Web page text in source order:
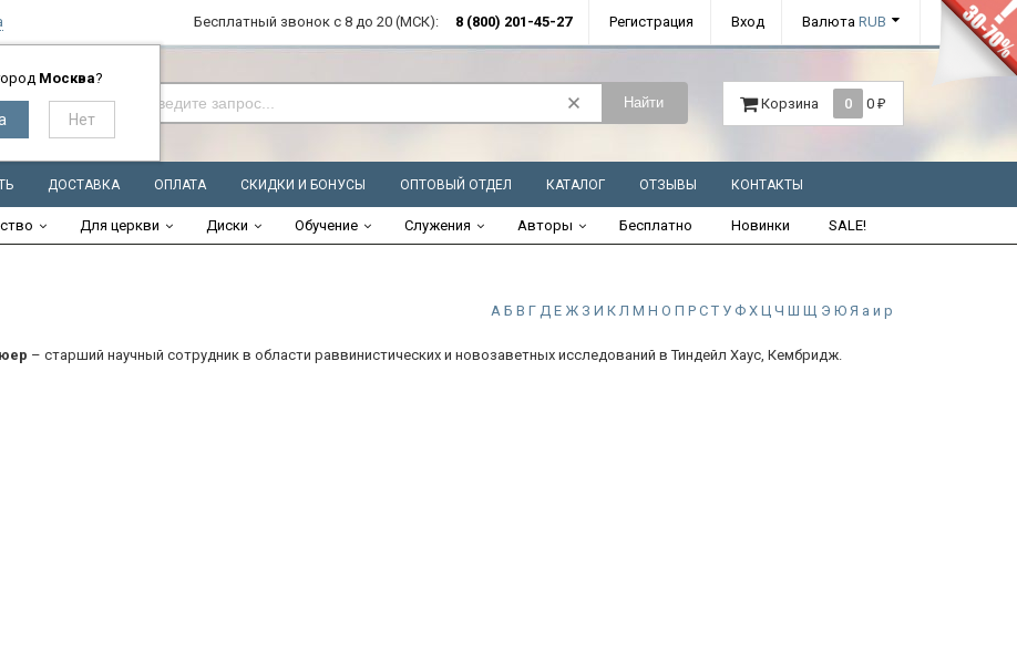
Москва?
Бесплатный звонок с 8 до 20 (МСК): 8 (800) 201-45-27 Регистрация Вход Валюта RUB
Найти Корзина 0 0 ₽
ДОСТАВКА ОПЛАТА СКИДКИ И БОНУСЫ ОПТОВЫЙ ОТДЕЛ КАТАЛОГ ОТЗЫВЫ КОНТАКТЫ
Для церкви Диски Обучение Служения Авторы Бесплатно Новинки SALE!
А Б В Г Д Е Ж З И К Л М Н О П Р С Т У Ф Х Ц Ч Ш Щ Э Ю Я а и р
– старший научный сотрудник в области раввинистических и новозаветных исследований в Тиндейл Хаус, Кембридж.